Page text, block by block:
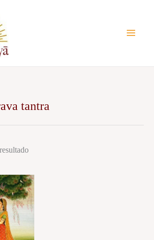
tantra